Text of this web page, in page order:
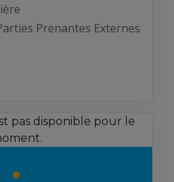
Prenantes Externes
pas disponible pour le